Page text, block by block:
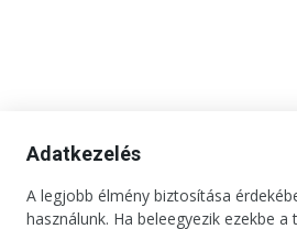
Adatkezelés
A legjobb élmény biztosítása
használunk. Ha beleegyezik ezekbe